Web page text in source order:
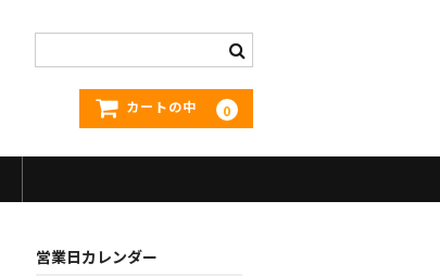
カートの中 0
営業日カレンダー